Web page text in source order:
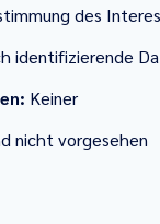
des
identifizierende
Keiner
nicht vorgesehen